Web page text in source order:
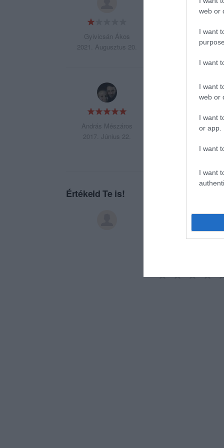
web or
I want
I want
I want
web or
I want
or app.
I want
I want
Gyivicsán Ákos
2021. Augusztus 20.
András Mészáros
2017. Június 22.
Korekt! A fröccs
Értékeld Te is!